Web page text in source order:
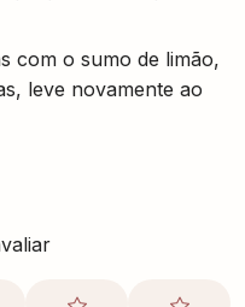
com o sumo de limão,
leve novamente ao